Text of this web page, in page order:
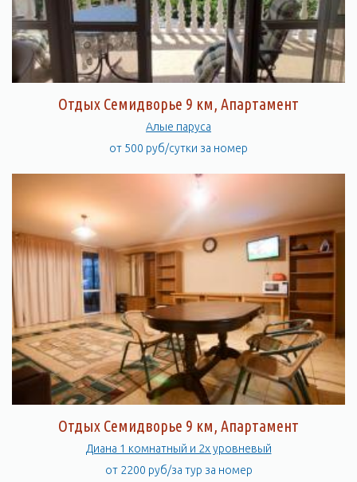
Отдых Семидворье 9 км, Апартамент
Алые паруса
от 500 руб/сутки за номер
Отдых Семидворье 9 км, Апартамент
Диана 1 комнатный и 2х уровневый
от 2200 руб/за тур за номер